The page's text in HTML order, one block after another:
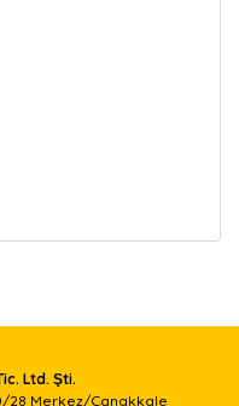
Ltd. Şti.
28 Merkez/Çanakkale